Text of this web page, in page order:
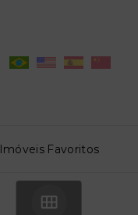
Imóveis Favoritos